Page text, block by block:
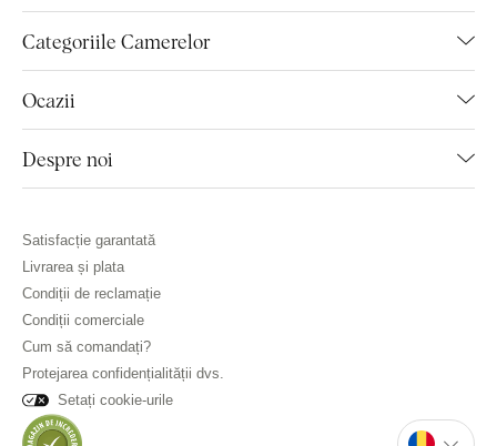
Categoriile Camerelor
Ocazii
Despre noi
Satisfacție garantată
Livrarea și plata
Condiții de reclamație
Condiții comerciale
Cum să comandați?
Protejarea confidențialității dvs.
Setați cookie-urile